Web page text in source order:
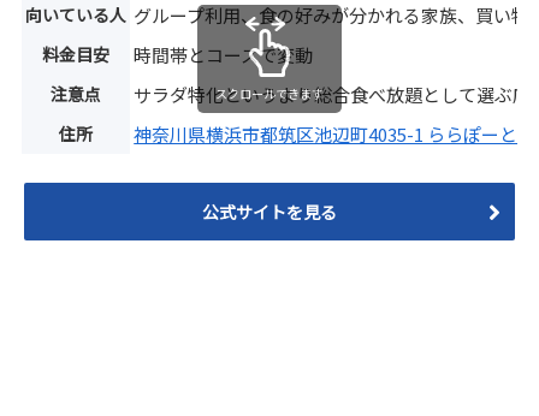
向いている人 グループ利用、食の好みが分かれる家族、買い物
料金目安 時間帯とコースで変動
注意点 サラダ特化というより総合食べ放題として選ぶ店
住所 神奈川県横浜市都筑区池辺町4035-1 ららぽーと
スクロールできます
公式サイトを見る